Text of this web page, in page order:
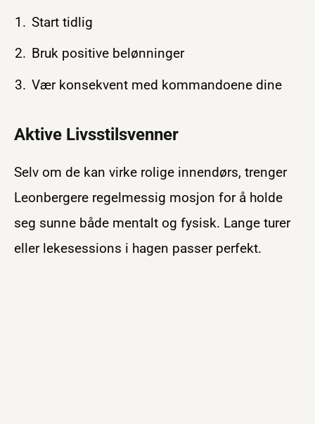
Start tidlig
Bruk positive belønninger
Vær konsekvent med kommandoene dine
Aktive Livsstilsvenner
Selv om de kan virke rolige innendørs, trenger
Leonbergere regelmessig mosjon for å holde
seg sunne både mentalt og fysisk. Lange turer
eller lekesessions i hagen passer perfekt.